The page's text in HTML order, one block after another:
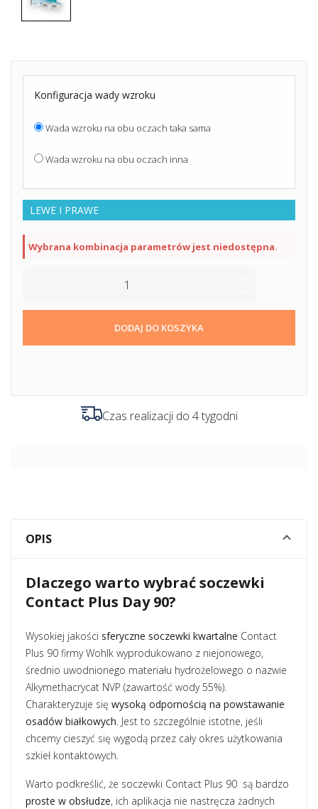
Konfiguracja wady wzroku
Wada wzroku na obu oczach taka sama
Wada wzroku na obu oczach inna
LEWE I PRAWE
Wybrana kombinacja parametrów jest niedostępna.
DODAJ DO KOSZYKA
Czas realizacji do 4 tygodni
OPIS
Dlaczego warto wybrać soczewki
Contact Plus Day 90?
Wysokiej jakości sferyczne soczewki kwartalne Contact
Plus 90 firmy Wohlk wyprodukowano z niejonowego,
średnio uwodnionego materiału hydrożelowego o nazwie
Alkymethacrycat NVP (zawartość wody 55%).
Charakteryzuje się wysoką odpornością na powstawanie
osadów białkowych. Jest to szczególnie istotne, jeśli
chcemy cieszyć się wygodą przez cały okres użytkowania
szkieł kontaktowych.
Warto podkreślić, że soczewki Contact Plus 90 są bardzo
proste w obsłudze, ich aplikacja nie nastręcza żadnych